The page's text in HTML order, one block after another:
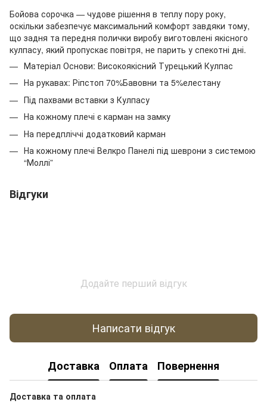
Бойова сорочка — чудове рішення в теплу пору року,
оскільки забезпечує максимальний комфорт завдяки тому,
що задня та передня полички виробу виготовлені якісного
кулпасу, який пропускає повітря, не парить у спекотні дні.
Матеріал Основи: Високоякісний Турецький Кулпас
На рукавах: Ріпстоп 70%Бавовни та 5%елестану
Під пахвами вставки з Кулпасу
На кожному плечі є карман на замку
На передпліччі додатковий карман
На кожному плечі Велкро Панелі під шеврони з системою
“Моллі”
Відгуки
Додайте перший відгук
Написати відгук
Доставка Оплата Повернення
Доставка та оплата